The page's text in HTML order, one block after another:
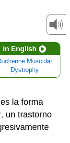
in English
Muscular
Dystrophy
la forma
, un trastorno